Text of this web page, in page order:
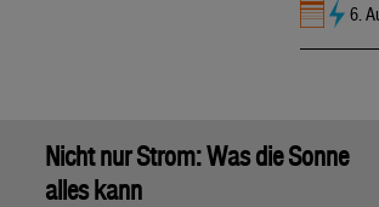
6.
Nicht nur Strom: Was die Sonne
alles kann